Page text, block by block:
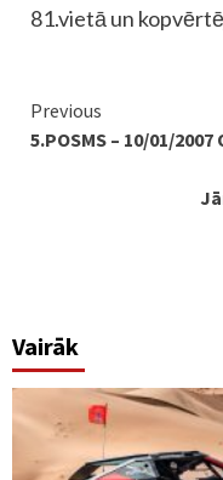
81.vietā un
Continue
Reading
Previous
5.POSMS – 10/01/
Vairāk